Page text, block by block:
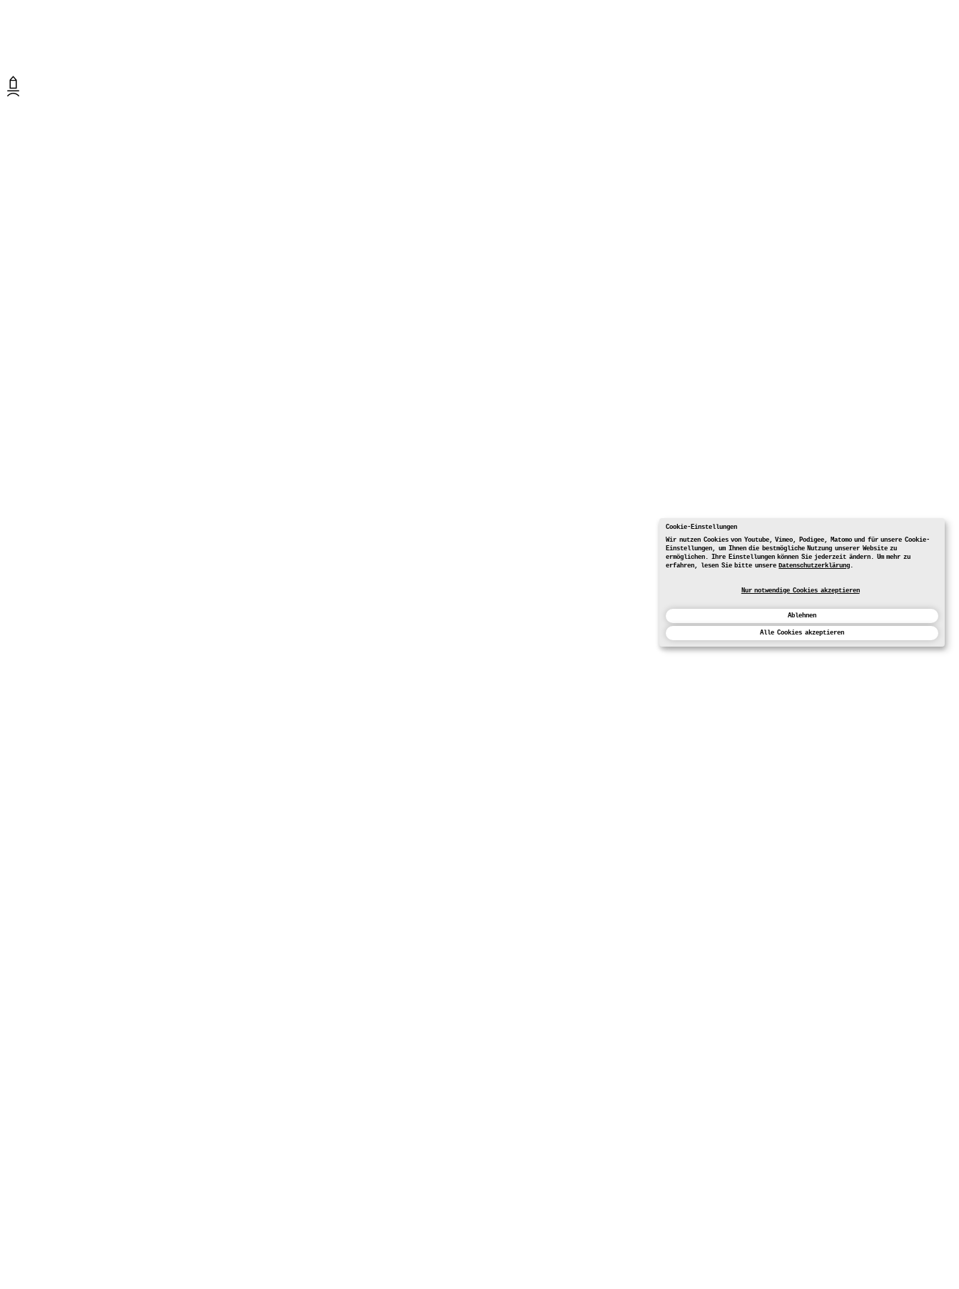
Cookie-Einstellungen
Wir nutzen Cookies von Youtube, Vimeo, Podigee, Matomo und für unsere Cookie-
Einstellungen, um Ihnen die bestmögliche Nutzung unserer Website zu
ermöglichen. Ihre Einstellungen können Sie jederzeit ändern. Um mehr zu
erfahren, lesen Sie bitte unsereDatenschutzerklärung.
Nur notwendige Cookies akzeptieren
Ablehnen
Alle Cookies akzeptieren